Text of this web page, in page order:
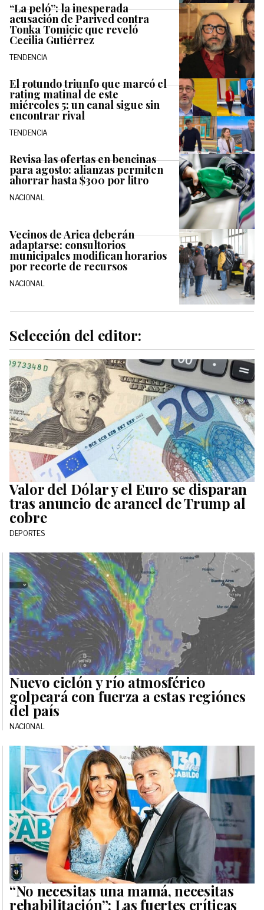
“La peló”: la inesperada
acusación de Parived contra
Tonka Tomicic que reveló
Cecilia Gutiérrez
TENDENCIA
El rotundo triunfo que marcó el
rating matinal de este
miércoles 5: un canal sigue sin
encontrar rival
TENDENCIA
Revisa las ofertas en bencinas
para agosto: alianzas permiten
ahorrar hasta $300 por litro
NACIONAL
Vecinos de Arica deberán
adaptarse: consultorios
municipales modifican horarios
por recorte de recursos
NACIONAL
Selección del editor:
Valor del Dólar y el Euro se disparan
tras anuncio de arancel de Trump al
cobre
DEPORTES
Nuevo ciclón y río atmosférico
golpeará con fuerza a estas regiónes
del país
NACIONAL
“No necesitas una mamá, necesitas
rehabilitación”: Las fuertes críticas